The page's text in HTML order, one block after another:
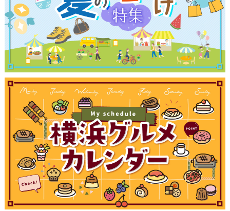
ブログ記事
サイトについて